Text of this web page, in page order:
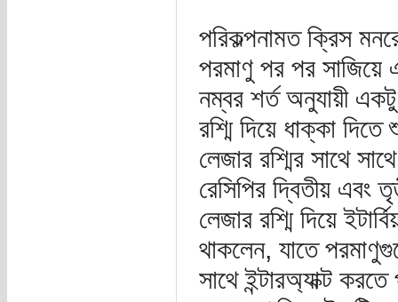
পরিকল্পনামত ক্রিস
পরমাণু পর পর
নম্বর শর্ত অনুযায়ী
রশ্মি দিয়ে ধাক্কা
লেজার রশ্মির সাথে
রেসিপির দ্বিতীয় এবং
লেজার রশ্মি দিয়ে
থাকলেন, যাতে
সাথে ইন্টারঅ্যাক্ট